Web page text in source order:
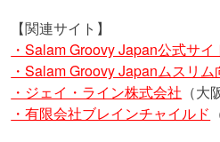
【関連サイト】
・Salam Groovy Japan公式サイ
・Salam Groovy Japanムスリ
・ジェイ・ライン株式会社 （大
・有限会社ブレインチャイルド